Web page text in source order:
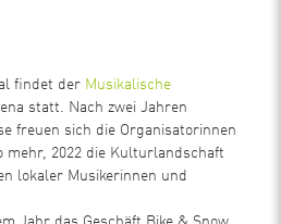
findet der Musikalische
statt. Nach zwei Jahren
freuen sich die Organisatorinnen
mehr, 2022 die Kulturlandschaft
lokaler Musikerinnen und